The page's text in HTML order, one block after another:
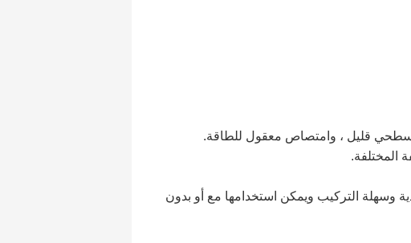
سطحي قليل ، وامتصاص معقول للطاقة.
المختلفة.
وسهلة التركيب ويمكن استخدامها مع أو بدون